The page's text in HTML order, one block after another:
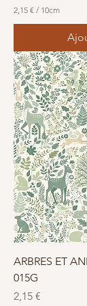
2,15 € / 10cm
5
€
p
a
r
1
0
C
e
n
t
i
m
è
t
r
e
ARBRES ET
015G
Prix
2,15 €